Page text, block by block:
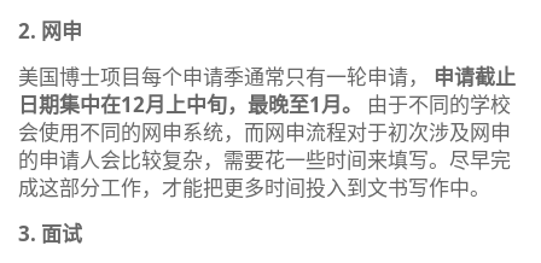
2. 网申
美国博士项目每个申请季通常只有一轮申请， 申请截止
日期集中在12月上中旬，最晚至1月。
由于不同的学校
会使用不同的网申系统，而网申流程对于初次涉及网申
的申请人会比较复杂，需要花一些时间来填写。尽早完
成这部分工作，才能把更多时间投入到文书写作中。
3. 面试